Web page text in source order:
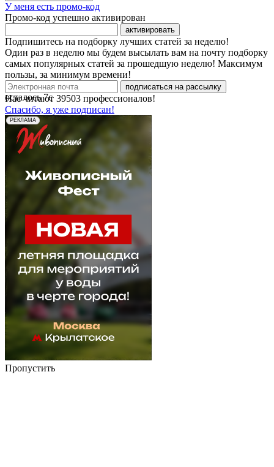
У меня есть промо-код
Промо-код успешно активирован
активировать
Подпишитесь на подборку лучших статей за неделю!
Один раз в неделю мы будем высылать вам на почту подборку
самых популярных статей за прошедшую неделю! Максимум
пользы, за минимум времени!
подписаться на рассылку
Нас читают 39503 профессионалов!
Спасибо, я уже подписан!
осталось7с
Пропустить